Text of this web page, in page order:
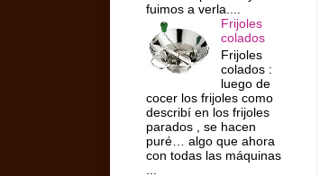
fuimos a verla....
Frijoles
colados
Frijoles
colados :
luego de
cocer los frijoles como
describí en los frijoles
parados , se hacen
puré… algo que ahora
con todas las máquinas